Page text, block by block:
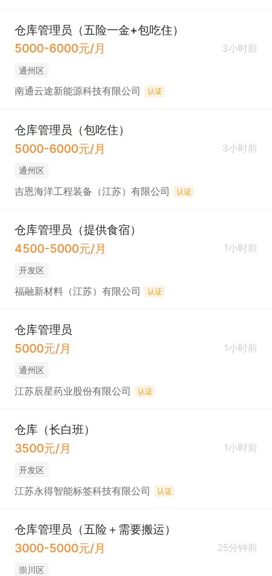
仓库管理员（五险一金+包吃住）
5000-6000元/月
3小时前
通州区
南通云途新能源科技有限公司 认证
仓库管理员（包吃住）
5000-6000元/月
3小时前
通州区
吉恩海洋工程装备（江苏）有限公司 认证
仓库管理员（提供食宿）
4500-5000元/月
1小时前
开发区
福融新材料（江苏）有限公司 认证
仓库管理员
5000元/月
1小时前
通州区
江苏辰星药业股份有限公司 认证
仓库（长白班）
3500元/月
1小时前
开发区
江苏永得智能标签科技有限公司 认证
仓库管理员（五险＋需要搬运）
3000-5000元/月
25分钟前
崇川区